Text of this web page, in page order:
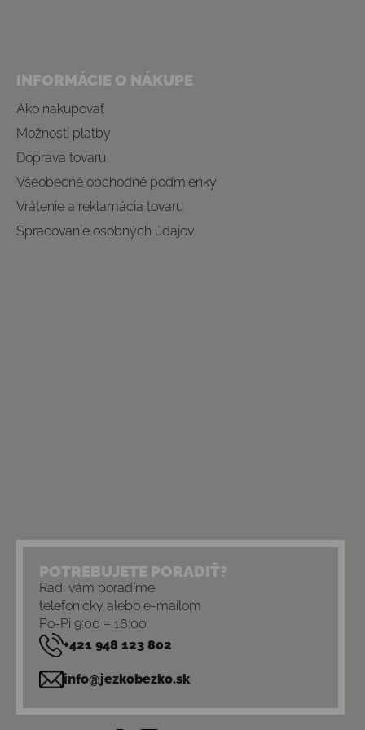
INFORMÁCIE O NÁKUPE
Ako nakupovať
Možnosti platby
Doprava tovaru
Všeobecné obchodné podmienky
Vrátenie a reklamácia tovaru
Spracovanie osobných údajov
POTREBUJETE PORADIŤ?
Radi vám poradíme
telefonicky alebo e-mailom
Po-Pi 9:00 – 16:00
+421 948 123 802
info@jezkobezko.sk